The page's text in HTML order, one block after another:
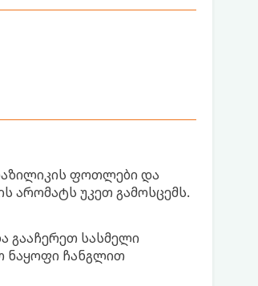
ფოთლები და
არომატს უკეთ გამოსცემს.
გააჩერეთ სასმელი
ნაყოფი ჩანგლით